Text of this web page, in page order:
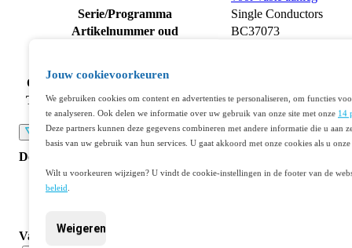
Jouw cookievoorkeuren
We gebruiken cookies om content en advertenties te personaliseren, om functies
te analyseren. Ook delen we informatie over uw gebruik van onze site met onze 14
Deze partners kunnen deze gegevens combineren met andere informatie die u aan
basis van uw gebruik van hun services. U gaat akkoord met onze cookies als u
Wilt u voorkeuren wijzigen? U vindt de cookie-instellingen in de footer van de
beleid
Weigeren
Serie/Programma
Single Conductors
Artikelnummer oud
BC37073
Oliebestendig volgens IEC 60811-404
Toegelaten buitentemperatuur kabel,
flexibele montage (°C/°C)
-30/80
Lees meer
Documenten
Vaak samen gekocht